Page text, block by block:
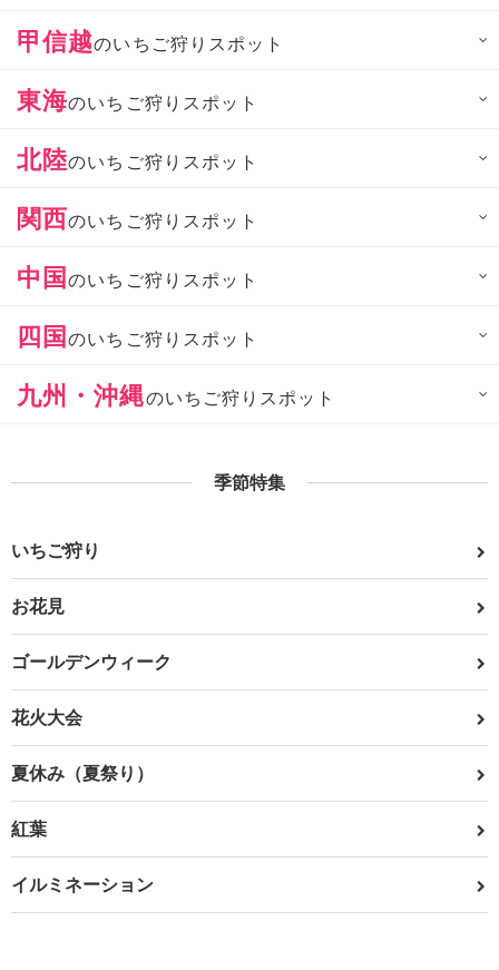
甲信越のいちご狩りスポット
東海のいちご狩りスポット
北陸のいちご狩りスポット
関西のいちご狩りスポット
中国のいちご狩りスポット
四国のいちご狩りスポット
九州・沖縄のいちご狩りスポット
季節特集
いちご狩り
お花見
ゴールデンウィーク
花火大会
夏休み（夏祭り）
紅葉
イルミネーション